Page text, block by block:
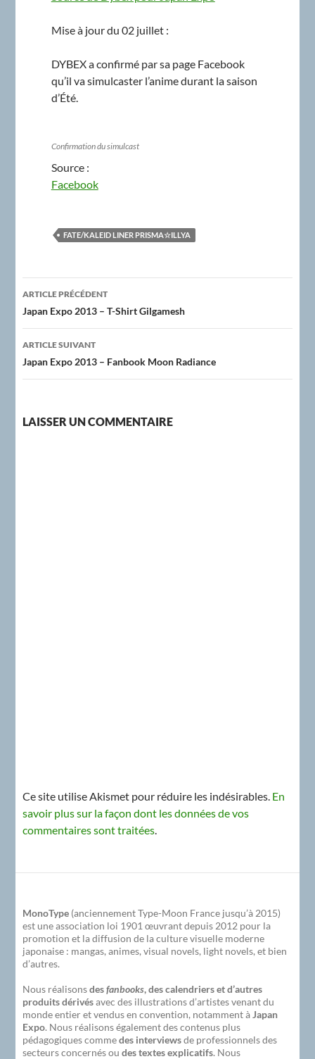
Mise à jour du 02 juillet :
DYBEX a confirmé par sa page Facebook
qu’il va simulcaster l’anime durant la saison
d’Été.
Confirmation du simulcast
Source :
Facebook
FATE/KALEID LINER PRISMA☆ILLYA
Navigation
des
articles
ARTICLE PRÉCÉDENT
Japan Expo 2013 – T-Shirt Gilgamesh
ARTICLE SUIVANT
Japan Expo 2013 – Fanbook Moon Radiance
LAISSER UN COMMENTAIRE
Ce site utilise Akismet pour réduire les indésirables. En
savoir plus sur la façon dont les données de vos
commentaires sont traitées.
MonoType (anciennement Type-Moon France jusqu’à 2015)
est une association loi 1901 œuvrant depuis 2012 pour la
promotion et la diffusion de la culture visuelle moderne
japonaise : mangas, animes, visual novels, light novels, et bien
d’autres.
Nous réalisonsdesfanbooks, des calendriers et d’autres
produits dérivésavec des illustrations d’artistes venant du
monde entier et vendus en convention, notamment à Japan
Expo. Nous réalisons également des contenus plus
pédagogiques commedes interviewsde professionnels des
secteurs concernés oudes textes explicatifs. Nous